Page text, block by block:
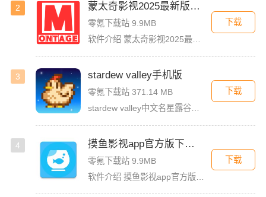
2 蒙太奇影视2025最新版本下载
零氪下载站 9.9MB
下载
3 stardew valley手机版
零氪下载站 371.14 MB
下载
4 摸鱼影视app官方版下载安装
零氪下载站 9.9MB
下载